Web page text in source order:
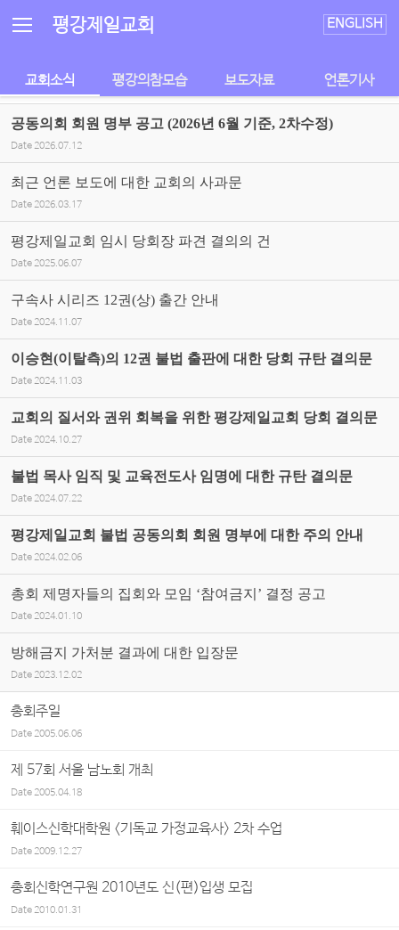
평강제일교회 ENGLISH
교회소식 평강의참모습 보도자료 언론기사
공동의회 회원 명부 공고 (2026년 6월 기준, 2차수정)
Date 2026.07.12
최근 언론 보도에 대한 교회의 사과문
Date 2026.03.17
평강제일교회 임시 당회장 파견 결의의 건
Date 2025.06.07
구속사 시리즈 12권(상) 출간 안내
Date 2024.11.07
이승현(이탈측)의 12권 불법 출판에 대한 당회 규탄 결의문
Date 2024.11.03
교회의 질서와 권위 회복을 위한 평강제일교회 당회 결의문
Date 2024.10.27
불법 목사 임직 및 교육전도사 임명에 대한 규탄 결의문
Date 2024.07.22
평강제일교회 불법 공동의회 회원 명부에 대한 주의 안내
Date 2024.02.06
총회 제명자들의 집회와 모임 ‘참여금지’ 결정 공고
Date 2024.01.10
방해금지 가처분 결과에 대한 입장문
Date 2023.12.02
총회주일
Date2005.06.06
제 57회 서울 남노회 개최
Date2005.04.18
훼이스신학대학원 <기독교 가정교육사> 2차 수업
Date2009.12.27
총회신학연구원 2010년도 신(편)입생 모집
Date2010.01.31